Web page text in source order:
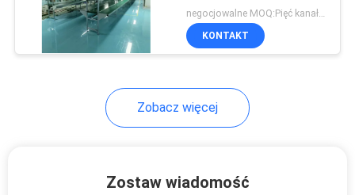
Rury stalowe
montażowa System
przenośnika
negocjowalne MOQ:Pięć kanałów
KONTAKT
Zobacz więcej
Zostaw wiadomość